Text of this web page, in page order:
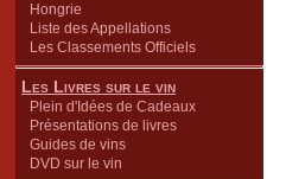
Hongrie
Liste des Appellations
Les Classements Officiels
Les Livres sur le vin
Plein d'Idées de Cadeaux
Présentations de livres
Guides de vins
DVD sur le vin